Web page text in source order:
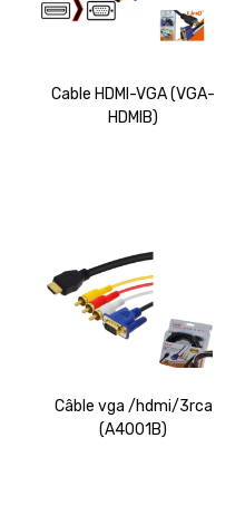
Cable HDMI-VGA (VGA-
HDMIB)
Câble vga /hdmi/3rca
(A4001B)